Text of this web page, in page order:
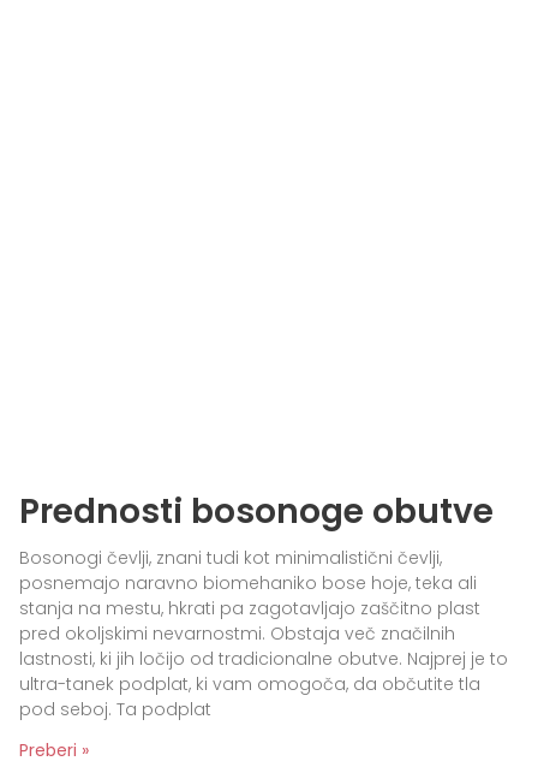
Prednosti bosonoge obutve
Bosonogi čevlji, znani tudi kot minimalistični čevlji,
posnemajo naravno biomehaniko bose hoje, teka ali
stanja na mestu, hkrati pa zagotavljajo zaščitno plast
pred okoljskimi nevarnostmi. Obstaja več značilnih
lastnosti, ki jih ločijo od tradicionalne obutve. Najprej je to
ultra-tanek podplat, ki vam omogoča, da občutite tla
pod seboj. Ta podplat
Preberi »